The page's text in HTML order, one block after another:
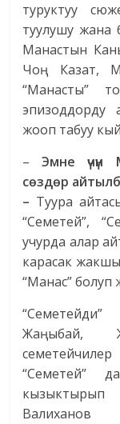
туруктуу
туулушу жана
Манастын
Чоң Казат,
“Манасты”
эпизоддорду
жооп табуу
–Эмне үчүн
сөздөр
– Туура
“Семетей”,
учурда алар
карасак
“Манас” болуп
Жаңыбай,
“Семетей”